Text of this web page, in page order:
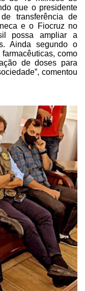
que o presidente
transferência de
e o Fiocruz no
possa ampliar a
Ainda segundo o
como
de doses para
comentou